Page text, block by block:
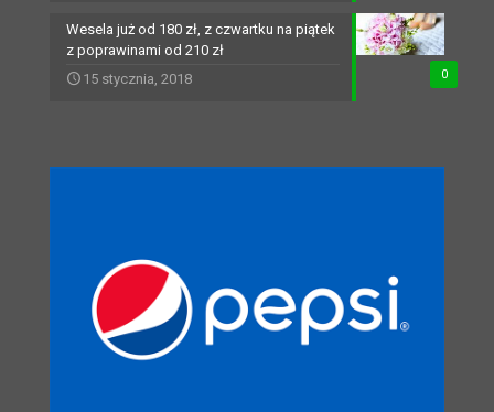
0
Wesela już od 180 zł, z czwartku na piątek
z poprawinami od 210 zł
15 stycznia, 2018